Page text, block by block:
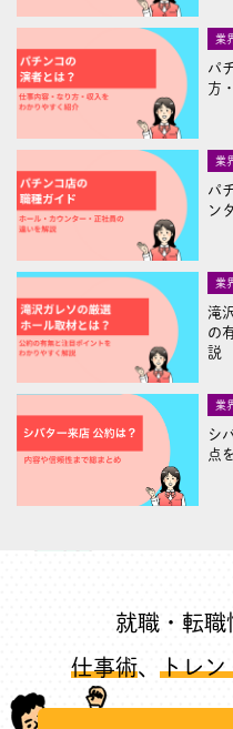
業
パ
方
業
パ
ン
業
滝
の
説
業
シ
点
就職・転職
仕事術、 トレン